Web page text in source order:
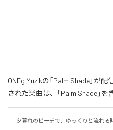
ONEg Muzikの「Palm Shade」が
された楽曲は、「Palm Shade」を
夕暮れのビーチで、ゆっくりと流れる